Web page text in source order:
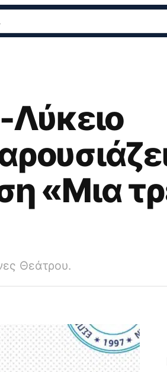
Λύκειο
«Μια
Θεάτρου.